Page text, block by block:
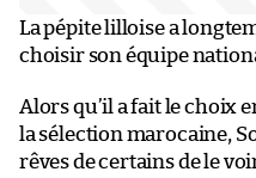
La pépite lilloise a
choisir son équipe
Alors qu’il a fait le choix
la sélection marocaine,
rêves de certains de le